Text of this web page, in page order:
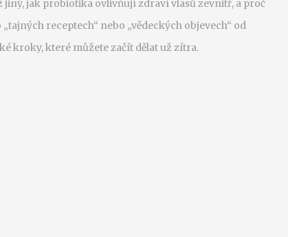
jiný, jak probiotika ovlivňují zdraví vlasů zevnitř, a proč
receptech“ nebo „vědeckých objevech“ od
kroky, které můžete začít dělat už zítra.